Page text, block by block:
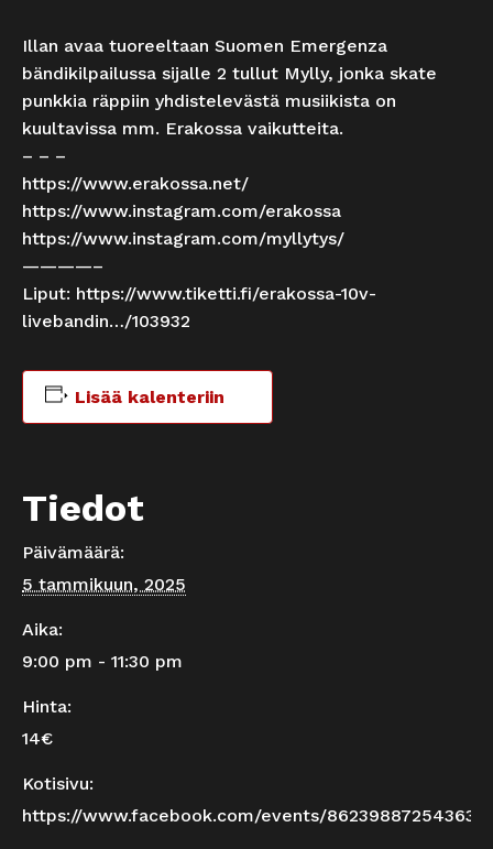
Illan avaa tuoreeltaan Suomen Emergenza
bändikilpailussa sijalle 2 tullut Mylly, jonka skate
punkkia räppiin yhdistelevästä musiikista on
kuultavissa mm. Erakossa vaikutteita.
– – –
https://www.erakossa.net/
https://www.instagram.com/erakossa
https://www.instagram.com/myllytys/
————–
Liput: https://www.tiketti.fi/erakossa-10v-
livebandin…/103932
Lisää kalenteriin
Tiedot
Päivämäärä:
5 tammikuun, 2025
Aika:
9:00 pm - 11:30 pm
Hinta:
14€
Kotisivu:
https://www.facebook.com/events/862398872543636